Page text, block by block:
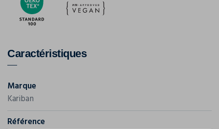
Caractéristiques
Marque
Kariban
Référence